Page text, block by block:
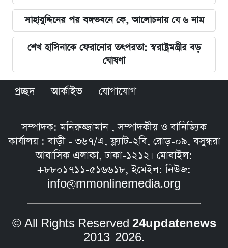
সাহাবুদ্দিনের পর বঙ্গভবনে কে, আলোচনায় যে ৬ নাম
শেখ হাসিনাকে ফেরানোর তৎপরতা: স্বরাষ্ট্রমন্ত্রীর বড়
ঘোষণা
প্রচ্ছদ আর্কাইভ যোগাযোগ
সম্পাদক: মনিরুজ্জামান , সম্পাদকীয় ও বানিজ্যিক
কার্যালয় : বাড়ী - ৩৬৭/এ, ফ্ল্যাট-২বি, রোড়-০৯, বসুন্ধরা
আবাসিক এলাকা, ঢাকা-১২১২। মোবাইল:
+৮৮০১৭১১-৫১৬৬১৮, ইমেইল: নিউজ:
info@mmonlinemedia.org
© All Rights Reserved 24updatenews
2013–2026.